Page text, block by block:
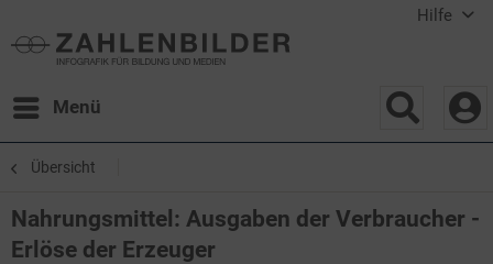
Hilfe
Menü
Übersicht
Nahrungsmittel: Ausgaben der Verbraucher -
Erlöse der Erzeuger